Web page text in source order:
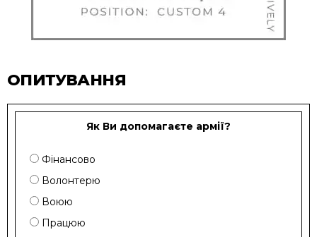
ОПИТУВАННЯ
Як Ви допомагаєте армії?
Фінансово
Волонтерю
Воюю
Працюю